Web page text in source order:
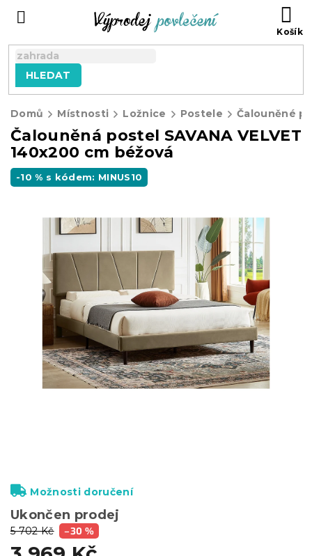
HLEDAT
Domů Místnosti Ložnice Postele Čalouněné
Čalouněná postel SAVANA VELVET
140x200 cm béžová
-10 % s kódem: MINUS10
5 702 Kč –30 %
Ukončen prodej
Možnosti doručení